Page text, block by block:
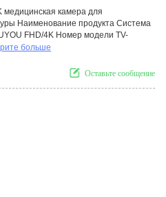
медицинская камера для
Наименование продукта Система
FHD/4K Номер модели TV-
больше
Оставьте сообщение